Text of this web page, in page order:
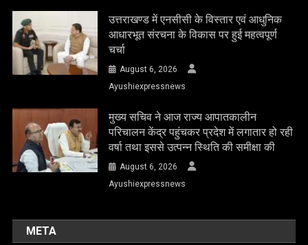
उत्तराखण्ड में एनसीसी के विस्तार एवं आधुनिक
आधारभूत संरचना के विकास पर हुई महत्वपूर्ण
चर्चा
August 6, 2026
Ayushiexpressnews
मुख्य सचिव ने आज राज्य आपातकालीन
परिचालन केंद्र पहुंचकर प्रदेश में लगातार हो रही
वर्षा तथा इससे उत्पन्न स्थिति की समीक्षा की
August 6, 2026
Ayushiexpressnews
META